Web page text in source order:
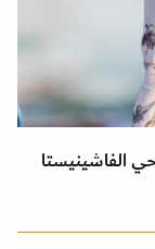
الفاشينيستا